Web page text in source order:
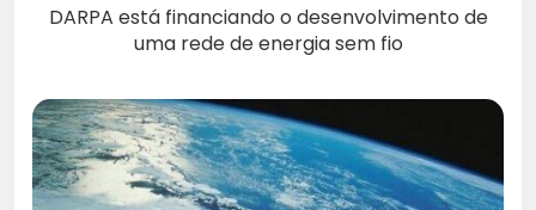
DARPA está financiando o desenvolvimento de
uma rede de energia sem fio